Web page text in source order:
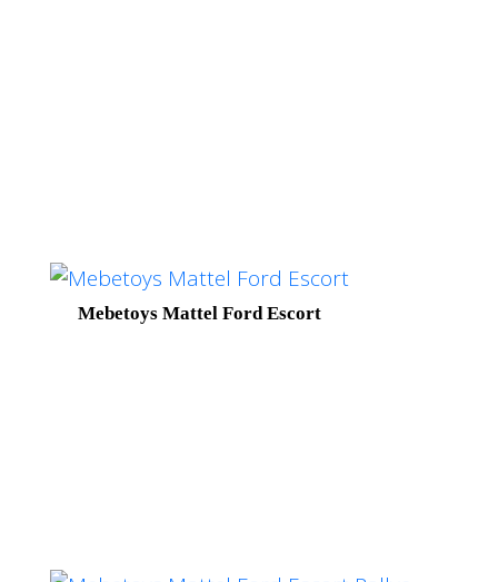
Mebetoys Mattel Ford Escort